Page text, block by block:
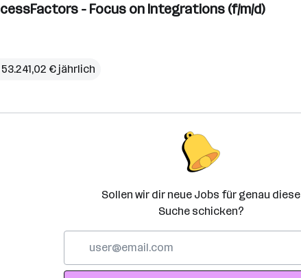
- Focus on Integrations (f/m/d)
53.241,02 € jährlich
Sollen wir dir neue Jobs für genau diese
Suche schicken?
Adresse